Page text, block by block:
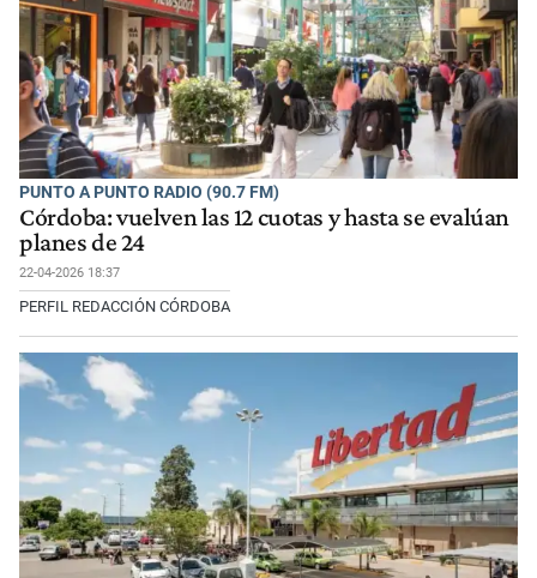
PUNTO A PUNTO RADIO (90.7 FM)
Córdoba: vuelven las 12 cuotas y hasta se evalúan
planes de 24
22-04-2026 18:37
PERFIL REDACCIÓN CÓRDOBA